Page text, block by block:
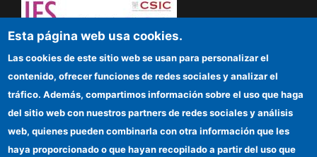
¡Atrévete a pensar! Sapere aude
IFS
Sede electrónica CSIC
Organismos financiadores
Esta página web usa cookies.
Las cookies de este sitio web se usan para personalizar el
contenido, ofrecer funciones de redes sociales y analizar el
tráfico. Además, compartimos información sobre el uso que haga
del sitio web con nuestros partners de redes sociales y análisis
web, quienes pueden combinarla con otra información que les
haya proporcionado o que hayan recopilado a partir del uso que